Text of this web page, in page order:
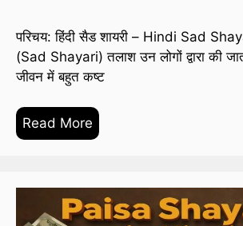
परिचय: हिंदी सैड शायरी – Hindi Sad
(Sad Shayari) तलाश उन लोगों द्वारा की
जीवन में बहुत कष्ट
Read More